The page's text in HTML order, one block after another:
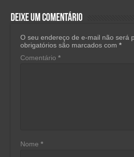
Deixe um comentário
O seu endereço de e-mail não será
obrigatórios são marcados com*
Comentário*
Nome*